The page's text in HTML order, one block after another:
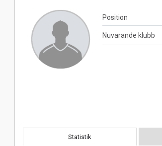
Position
Nuvarande klubb
Statistik